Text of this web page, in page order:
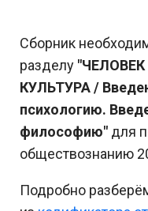
Сборник
разделу
КУЛЬТУРА /
психологию.
философию" для
обществознанию
Подробно